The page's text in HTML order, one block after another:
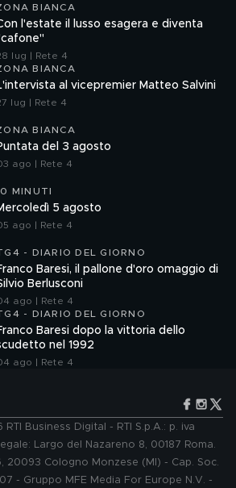
BIANCA
l'estate il lusso esagera e diventa
lug | Rete 4
BIANCA
al vicepremier Matteo Salvini
lug | Rete 4
BIANCA
del 3 agosto
ago | Rete 4
MINUTI
5 agosto
ago | Rete 4
- DIARIO DEL GIORNO
Baresi, il pallone d'oro omaggio di
Berlusconi
ago | Rete 4
- DIARIO DEL GIORNO
Baresi dopo la vittoria dello
nel 1992
ago | Rete 4
Business Digital - RTI S.p.A.: p. iva
Largo del Nazareno 8, 00187 Roma.
20093 Cologno Monzese (MI) - Cap. Soc.
- Gruppo MFE Media For Europe N.V. -